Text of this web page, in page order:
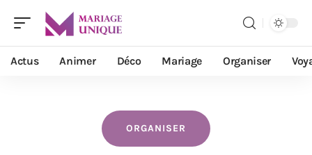
Actus Animer Déco Mariage Organiser
ORGANISER